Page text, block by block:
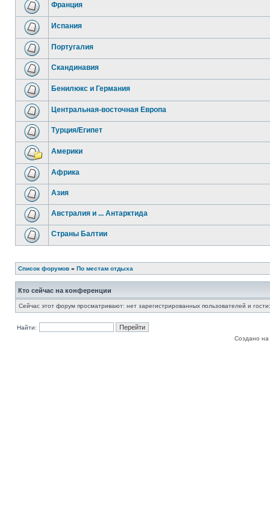
Франция
Испания
Португалия
Скандинавия
Бенилюкс и Германия
Центральная-восточная Европа
Турция/Египет
Америки
Африка
Азия
Австралия и ... Антарктида
Страны Балтии
Список форумов » По местам отдыха
Кто сейчас на конференции
Сейчас этот форум просматривают: нет зарегистрированных пользователей и
Найти:
Создано